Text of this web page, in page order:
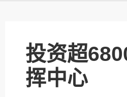
投资超
挥中心